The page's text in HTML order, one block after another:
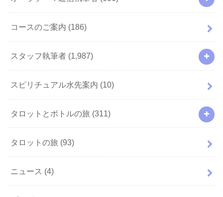
コースのご案内 (186)
スタッフ執筆者 (1,987)
スピリチュアル水先案内 (10)
タロットとボトルの旅 (311)
タロットの旅 (93)
ニュース (4)